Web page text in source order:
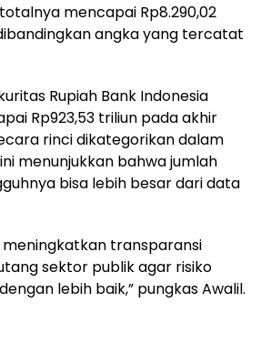
mencapai Rp8.290,02
angka yang tercatat
Rupiah Bank Indonesia
Rp923,53 triliun pada akhir
rinci dikategorikan dalam
ini menunjukkan bahwa jumlah
bisa lebih besar dari data
transparansi
sektor publik agar risiko
lebih baik,” pungkas Awalil.